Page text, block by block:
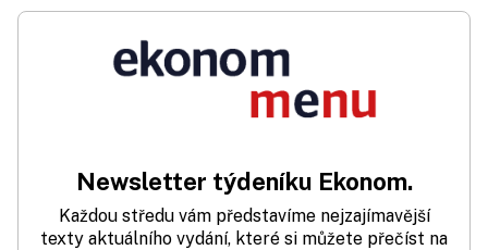
Newsletter týdeníku Ekonom.
Každou středu vám představíme nejzajímavější
texty aktuálního vydání, které si můžete přečíst na